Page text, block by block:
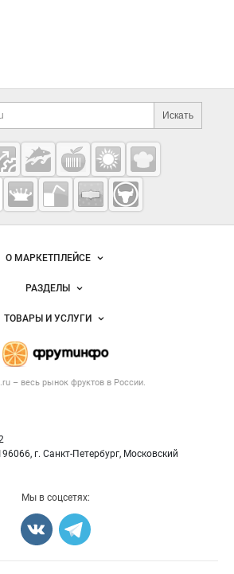
информация
Поиск по сайту и
Искать
на полезные проекты
и контакты
– весь рынок фруктовв России.
г. Санкт-Петербург, Московский
О МАРКЕТПЛЕЙСЕ
Новости Fruitinfo.ru
Размещение рекламы
Публичная оферта
Контактная информация
обработки персональных данных
РАЗДЕЛЫ
Объявления
Новости рынка
ТОВАРЫ И УСЛУГИ
Готовая продукция
Овощи
Фрукты
Мы в соцсетях: